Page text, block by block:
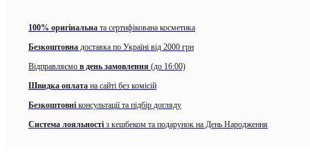
Азулен– натуральний лікувальний ботанічний екстракт із квітів
ромашки. Заспокоює реактивні ділянки шкіри, запобігає розвитку
Екстракти розмарину, шавлії та хмелю
запалення.
забезпечують легке, але ефективне насичення шкіри, допомагають
100% оригінальна та сертифікована косметика
Безкоштовна доставка по Україні від 2000 грн
Відправляємо в день замовлення (до 16:00)
Швидка оплата на сайті без комісій
Безкоштовні консультації та підбір догляду
Система лояльності з кешбеком та подарунок на День Народження